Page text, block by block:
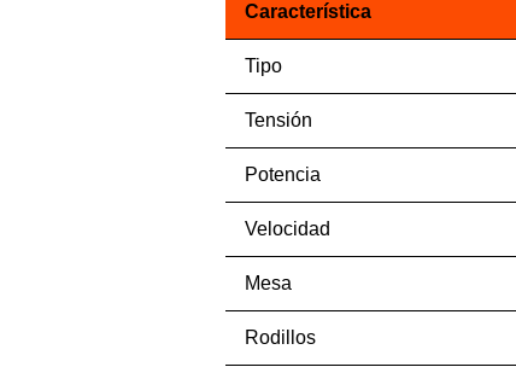
Característica
Tipo
Tensión
Potencia
Velocidad
Mesa
Rodillos